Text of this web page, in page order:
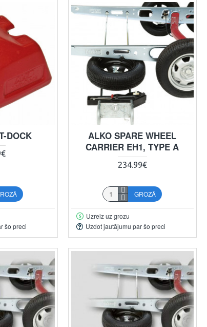
DOCK
šo preci
ALKO SPARE WHEEL
CARRIER EH1, TYPE A
234.99€
GROZĀ
Uzreiz uz grozu
Uzdot jautājumu par šo preci